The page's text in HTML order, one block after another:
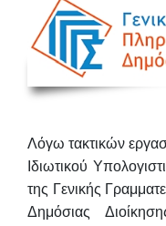
Λόγω τακτικών
Ιδιωτικού
της Γενικής
Δημόσιας